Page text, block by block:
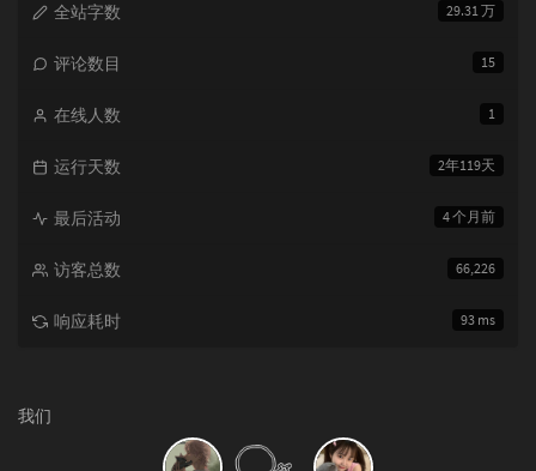
29.31 万
全站字数
15
评论数目
1
在线人数
2年119天
运行天数
4 个月前
最后活动
66,226
访客总数
93 ms
响应耗时
我们